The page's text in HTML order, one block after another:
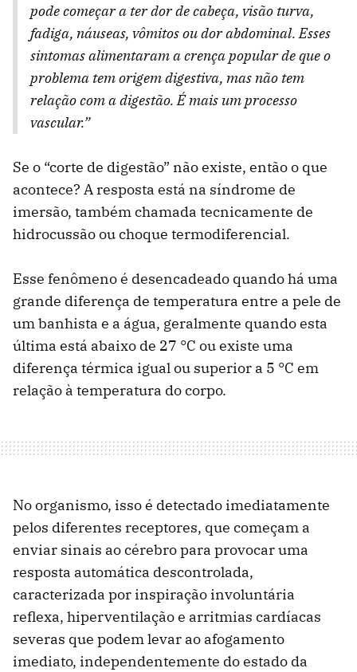
pode começar a ter dor de cabeça, visão turva,
fadiga, náuseas, vômitos ou dor abdominal. Esses
sintomas alimentaram a crença popular de que o
problema tem origem digestiva, mas não tem
relação com a digestão. É mais um processo
vascular.”
Se o “corte de digestão” não existe, então o que
acontece? A resposta está na síndrome de
imersão, também chamada tecnicamente de
hidrocussão ou choque termodiferencial.
Esse fenômeno é desencadeado quando há uma
grande diferença de temperatura entre a pele de
um banhista e a água, geralmente quando esta
última está abaixo de 27 °C ou existe uma
diferença térmica igual ou superior a 5 °C em
relação à temperatura do corpo.
No organismo, isso é detectado imediatamente
pelos diferentes receptores, que começam a
enviar sinais ao cérebro para provocar uma
resposta automática descontrolada,
caracterizada por inspiração involuntária
reflexa, hiperventilação e arritmias cardíacas
severas que podem levar ao afogamento
imediato, independentemente do estado da